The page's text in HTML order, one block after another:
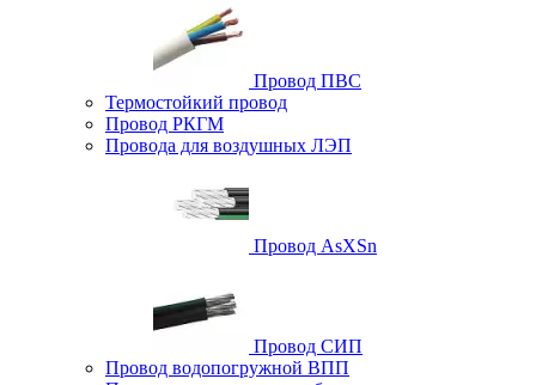
Провод ПВС
Термостойкий провод
Провод РКГМ
Провода для воздушных ЛЭП
Провод AsXSn
Провод СИП
Провод водопогружной ВПП